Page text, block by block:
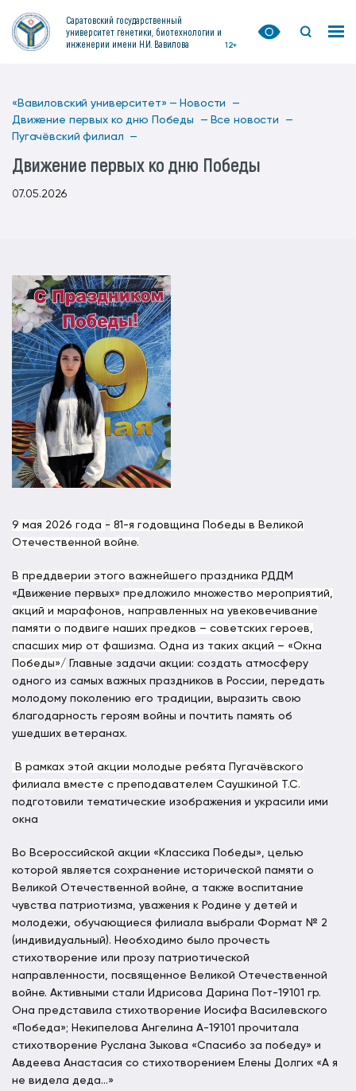
Саратовский государственный
университет генетики, биотехнологии и
инженерии имени Н.И. Вавилова
12+
«Вавиловский университет» — Новости —
Движение первых ко дню Победы — Все новости —
Пугачёвский филиал —
Движение первых ко дню Победы
07.05.2026
9 мая 2026 года - 81-я годовщина Победы в Великой
Отечественной войне.
В преддверии этого важнейшего праздника РДДМ
«Движение первых» предложило множество мероприятий,
акций и марафонов, направленных на увековечивание
памяти о подвиге наших предков – советских героев,
спасших мир от фашизма. Одна из таких акций – «Окна
Победы»/ Главные задачи акции: создать атмосферу
одного из самых важных праздников в России, передать
молодому поколению его традиции, выразить свою
благодарность героям войны и почтить память об
ушедших ветеранах.
В рамках этой акции молодые ребята Пугачёвского
филиала вместе с преподавателем Саушкиной Т.С.
подготовили тематические изображения и украсили ими
окна
Во Всероссийской акции «Классика Победы», целью
которой является сохранение исторической памяти о
Великой Отечественной войне, а также воспитание
чувства патриотизма, уважения к Родине у детей и
молодежи, обучающиеся филиала выбрали Формат № 2
(индивидуальный). Необходимо было прочесть
стихотворение или прозу патриотической
направленности, посвященное Великой Отечественной
войне. Активными стали Идрисова Дарина Пот-19101 гр.
Она представила стихотворение Иосифа Василевского
«Победа»; Некипелова Ангелина А-19101 прочитала
стихотворение Руслана Зыкова «Спасибо за победу» и
Авдеева Анастасия со стихотворением Елены Долгих «А я
не видела деда…»